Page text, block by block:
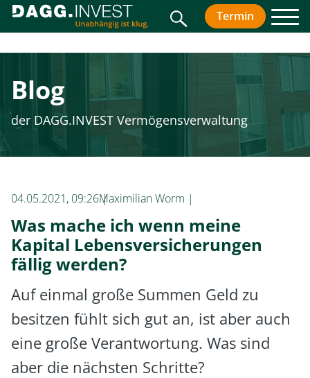
SucheTermin
Blog
der DAGG.INVEST Vermögensverwaltung
04.05.2021, 09:26Maximilian Worm
Was mache ich wenn meine
Kapital Lebensversicherungen
fällig werden?
Auf einmal große Summen Geld zu
besitzen fühlt sich gut an, ist aber auch
eine große Verantwortung. Was sind
aber die nächsten Schritte?